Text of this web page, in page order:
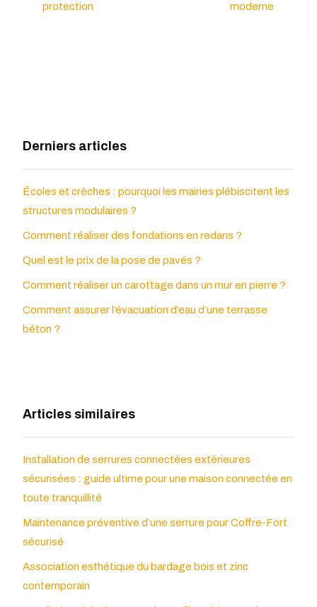
protection
moderne
Derniers articles
Écoles et crèches : pourquoi les mairies plébiscitent les
structures modulaires ?
Comment réaliser des fondations en redans ?
Quel est le prix de la pose de pavés ?
Comment réaliser un carottage dans un mur en pierre ?
Comment assurer l’évacuation d’eau d’une terrasse
béton ?
Articles similaires
Installation de serrures connectées extérieures
sécurisées : guide ultime pour une maison connectée en
toute tranquillité
Maintenance préventive d’une serrure pour Coffre-Fort
sécurisé
Association esthétique du bardage bois et zinc
contemporain